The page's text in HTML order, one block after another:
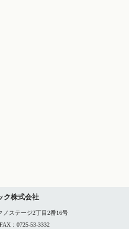
ク株式会社
ノステージ2丁目2番16号
：0725-53-3332